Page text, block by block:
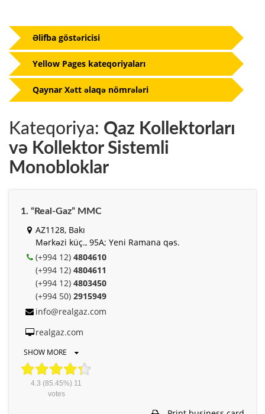
Kateqoriya: Qaz Kollektorları
və Kollektor Sistemli
Monobloklar
1. “Real-Gaz” MMC
AZ1128, Bakı
Mərkəzi küç., 95A; Yeni Ramana qəs.
(+994 12) 4804610
(+994 12) 4804611
(+994 12) 4803450
(+994 50) 2915949
info@realgaz.com
realgaz.com
SHOW MORE
4.3 (85.45%) 11
votes
Əlifba göstəricisi
Yellow Pages kateqoriyaları
Qaynar Xətt əlaqə nömrələri